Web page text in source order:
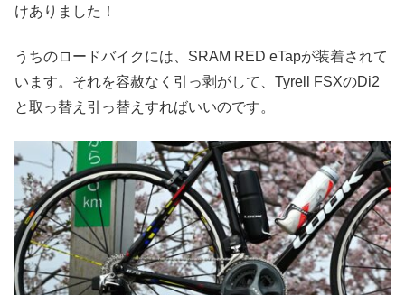
けありました！
うちのロードバイクには、SRAM RED eTapが装着されて
います。それを容赦なく引っ剥がして、Tyrell FSXのDi2
と取っ替え引っ替えすればいいのです。